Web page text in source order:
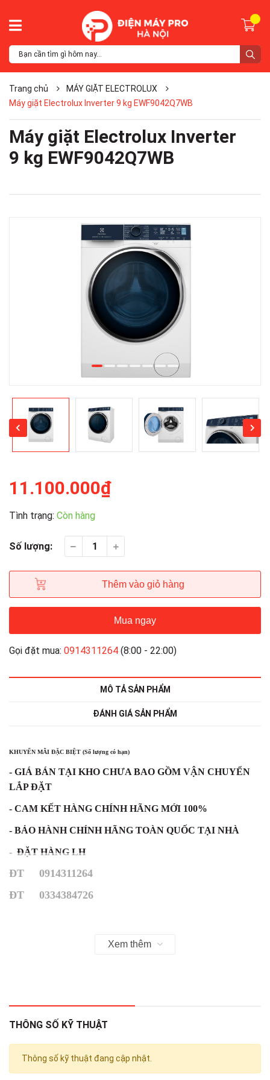
Trang chủ
MÁY GIẶT ELECTROLUX
Máy giặt Electrolux Inverter 9 kg EWF9042Q7WB
Máy giặt Electrolux Inverter
9 kg EWF9042Q7WB
11.100.000₫
Tình trạng: Còn hàng
Số lượng:
Thêm vào giỏ hàng
Mua ngay
Gọi đặt mua: 0914311264 (8:00 - 22:00)
MÔ TẢ SẢN PHẨM
ĐÁNH GIÁ SẢN PHẨM
KHUYẾN MÃI ĐẶC BIỆT (Số lượng có hạn)
- GIÁ BÁN TẠI KHO CHƯA BAO GỒM VẬN CHUYỂN
LẮP ĐẶT
- CAM KẾT HÀNG CHÍNH HÃNG MỚI 100%
- BẢO HÀNH CHÍNH HÃNG TOÀN QUỐC TẠI NHÀ
- ĐẶT HÀNG LH
ĐT 0914311264
ĐT 0334384726
Máy giặt Electrolux
Inverter 9 kg
EWF9042Q7WB
Xem thêm
THÔNG SỐ KỸ THUẬT
Thông số kỹ thuật đang cập nhật.